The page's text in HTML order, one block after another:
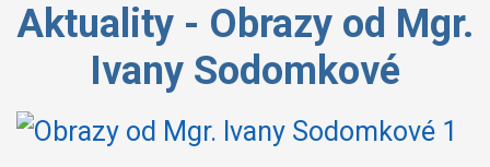
Aktuality - Obrazy od Mgr.
Ivany Sodomkové